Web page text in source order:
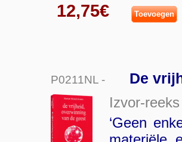
12,75€ Toevoegen
P0211NL - De
Izvor-reeks
‘Geen